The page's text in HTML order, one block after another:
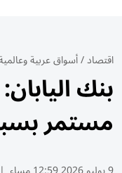
اقتصاد/أسواق عربية
بنك
مستمر